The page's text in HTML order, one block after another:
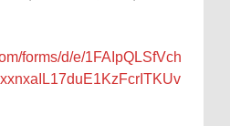
forms/d/e/1FAIpQLSfVch